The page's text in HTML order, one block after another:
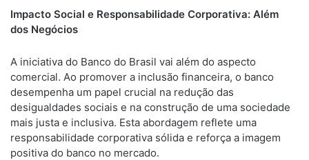
Impacto Social e Responsabilidade Corporativa: Além
dos Negócios
A iniciativa do Banco do Brasil vai além do aspecto
comercial. Ao promover a inclusão financeira, o banco
desempenha um papel crucial na redução das
desigualdades sociais e na construção de uma sociedade
mais justa e inclusiva. Esta abordagem reflete uma
responsabilidade corporativa sólida e reforça a imagem
positiva do banco no mercado.